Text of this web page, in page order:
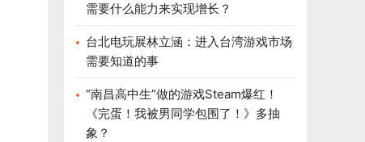
需要什么能力来实现增长？
台北电玩展林立涵：进入台湾游戏市场
需要知道的事
“南昌高中生”做的游戏Steam爆红！
《完蛋！我被男同学包围了！》多抽
象？